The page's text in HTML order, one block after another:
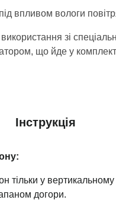
впливом вологи
зі
що йде у
Інструкція
тільки у вертикальному
догори.